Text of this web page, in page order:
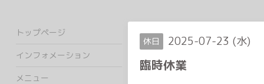
休日 2025-07-23 (水)
臨時休業
トップページ
インフォメーション
メニュー